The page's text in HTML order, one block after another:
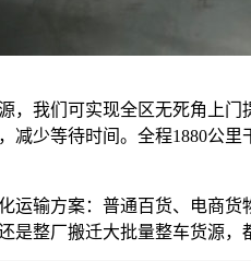
，我们可实现全区无死角上
减少等待时间。全程1880公
运输方案：普通百货、电商
是整厂搬迁大批量整车货源